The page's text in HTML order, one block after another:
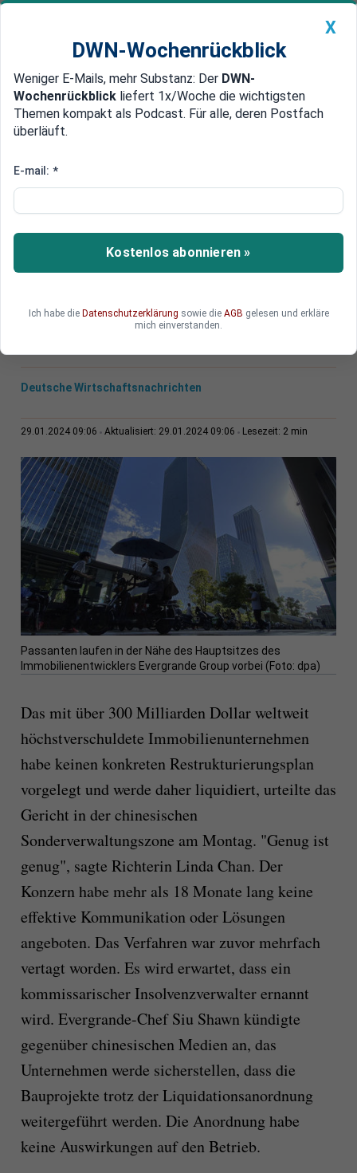
Newsticker MEIN DWN: Geldanlage Premium
Edelmetalle DWN-Magazin China
Hochverschuldeter
Evergrande wird abgewickelt
Platzende Immobilienblase? Ein Gericht in
Hongkong hat die Abwicklung des hoch
Evergrande Group angeordnet.
Deutsche Wirtschaftsnachrichten
29.01.2024 09:06 Aktualisiert: 29.01.2024 09:06 Lesezeit: 2 min
Passanten laufen in der Nähe des Hauptsitzes des
Immobilienentwicklers Evergrande Group vorbei (Foto: dpa)
Das mit über 300 Milliarden Dollar weltweit
höchstverschuldete Immobilienunternehmen
habe keinen konkreten Restrukturierungsplan
vorgelegt und werde daher liquidiert, urteilte das
Gericht in der chinesischen
Sonderverwaltungszone am Montag. "Genug ist
genug", sagte Richterin Linda Chan. Der
Konzern habe mehr als 18 Monate lang keine
effektive Kommunikation oder Lösungen
angeboten. Das Verfahren war zuvor mehrfach
vertagt worden. Es wird erwartet, dass ein
kommissarischer Insolvenzverwalter ernannt
wird. Evergrande-Chef Siu Shawn kündigte
gegenüber chinesischen Medien an, das
Unternehmen werde sicherstellen, dass die
Bauprojekte trotz der Liquidationsanordnung
weitergeführt werden. Die Anordnung habe
keine Auswirkungen auf den Betrieb.
X
DWN-Wochenrückblick
Weniger E-Mails, mehr Substanz: Der DWN-
Wochenrückblick liefert 1x/Woche die wichtigsten
Themen kompakt als Podcast. Für alle, deren Postfach
überläuft.
E-mail: *
Kostenlos abonnieren »
Ich habe die Datenschutzerklärung sowie die AGB gelesen und erkläre
mich einverstanden.